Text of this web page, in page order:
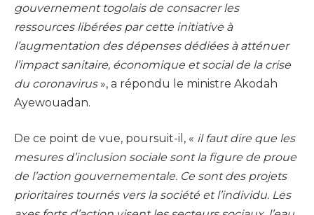
gouvernement togolais de consacrer les
ressources libérées par cette initiative à
l’augmentation des dépenses dédiées à atténuer
l’impact sanitaire, économique et social de la crise
du coronavirus», a répondu le ministre Akodah
Ayewouadan.
De ce point de vue, poursuit-il, « il faut dire que les
mesures d’inclusion sociale sont la figure de proue
de l’action gouvernementale. Ce sont des projets
prioritaires tournés vers la société et l’individu. Les